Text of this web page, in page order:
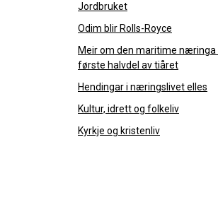
Jordbruket
Odim blir Rolls-Royce
Meir om den maritime næringa
første halvdel av tiåret
Hendingar i næringslivet elles
Kultur, idrett og folkeliv
Kyrkje og kristenliv